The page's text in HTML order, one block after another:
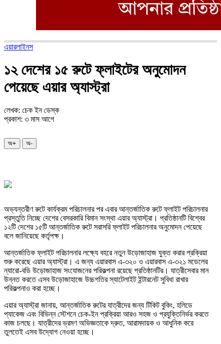
এয়ারলাইনস
১২ দেশের ১৫ রুটে ফ্লাইটের অনুমোদন
পেয়েছে এয়ার অ্যাস্ট্রা
লেখক: চেক ইন ডেস্ক
প্রকাশ: ৩ মাস আগে
অ+ অ-
অভ্যন্তরীণ রুটে কার্যক্রম পরিচালনার পর এবার আন্তর্জাতিক রুটে ফ্লাইট পরিচালনার
প্রস্তুতি নিচ্ছে দেশের বেসরকারি বিমান সংস্থা এয়ার অ্যাস্ট্রা। প্রতিষ্ঠানটি বিশ্বের
১২টি দেশের ১৫টি আন্তর্জাতিক রুটে সরাসরি ফ্লাইট পরিচালনার অনুমোদন পেয়েছে
বলে জানিয়েছে কর্তৃপক্ষ।
আন্তর্জাতিক ফ্লাইট পরিচালনার লক্ষ্যে বহরে নতুন উড়োজাহাজ যুক্ত করার প্রক্রিয়া
শুরু করেছে এয়ার অ্যাস্ট্রা। এ জন্য এয়ারবাস এ-৩২০ ও এয়ারবাস এ-৩২১ মডেলের
ন্যারো-বডি উড়োজাহাজ সংযোজনের পরিকল্পনা রয়েছে প্রতিষ্ঠানটির। যাত্রীসেবার মান
উন্নত করতে এসব উড়োজাহাজে উচ্চগতির স্যাটেলাইট ইন্টারনেট সুবিধা রাখার
পরিকল্পনাও করা হচ্ছে।
এয়ার অ্যাস্ট্রা জানায়, আন্তর্জাতিক রুটের যাত্রীদের জন্য টিকিট বুকিং, হলিডে
প্যাকেজ এবং বিভিন্ন স্টেশনে চেক-ইন প্রক্রিয়া আরও সহজ ও প্রযুক্তিনির্ভর করতে
কাজ চলছে। যাত্রীদের ভ্রমণ অভিজ্ঞতাকে দ্রুত, আরামদায়ক ও আধুনিক করে
তুলতেই এসব উদ্যোগ নেওয়া হচ্ছে।